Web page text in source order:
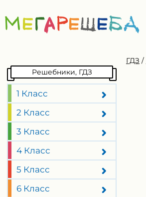
Решебники, ГДЗ
1 Класс
2 Класс
3 Класс
4 Класс
5 Класс
6 Класс
ГДЗ /